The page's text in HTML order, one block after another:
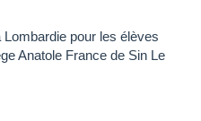
pour les élèves
Anatole France de Sin Le